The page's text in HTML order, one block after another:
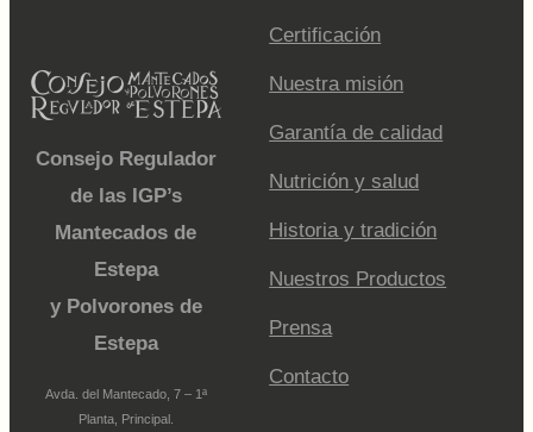
Consejo Regulador
de las IGP’s
Mantecados de
Estepa
y Polvorones de
Estepa
Avda. del Mantecado, 7 – 1ª
Planta, Principal.
Certificación
Nuestra misión
Garantía de calidad
Nutrición y salud
Historia y tradición
Nuestros Productos
Prensa
Contacto